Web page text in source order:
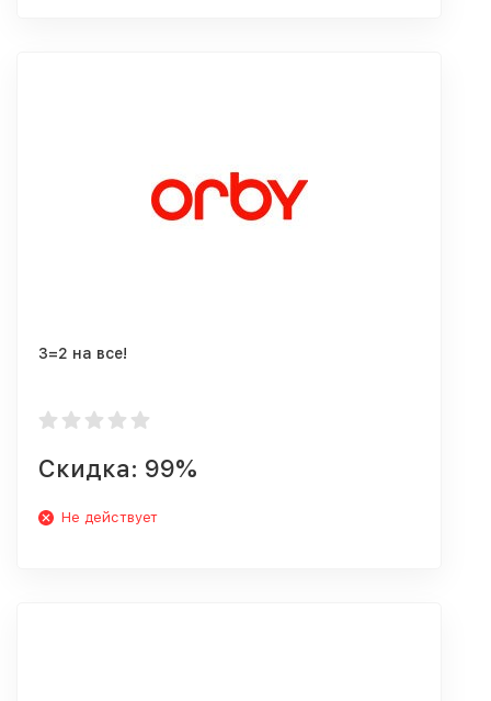
3=2 на все!
Скидка: 99%
Не действует